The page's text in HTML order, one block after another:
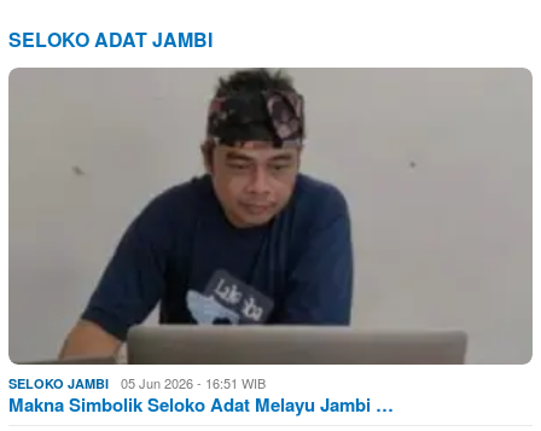
SELOKO ADAT JAMBI
SELOKO JAMBI 05 Jun 2026 - 16:51 WIB
Makna Simbolik Seloko Adat Melayu Jambi …